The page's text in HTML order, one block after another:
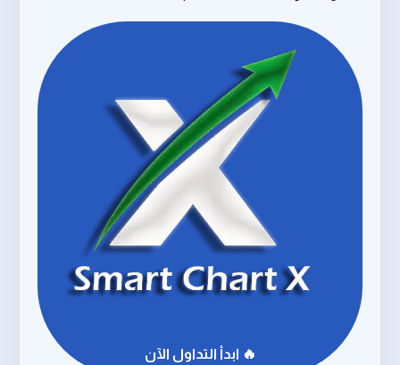
🔥 ابدأ التداول الآن